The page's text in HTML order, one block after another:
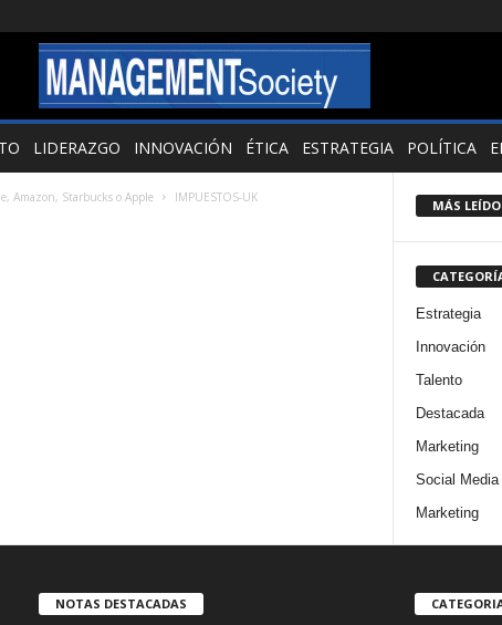
LIDERAZGO INNOVACIÓN ÉTICA ESTRATEGIA POLÍTICA
Amazon, Starbucks o Apple IMPUESTOS-UK MÁS
Estrategia
Innovación
Talento
Destacada
Marketing
Social Media
Marketing
NOTAS DESTACADAS